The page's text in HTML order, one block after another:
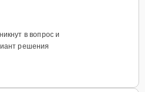
в вопрос и
решения